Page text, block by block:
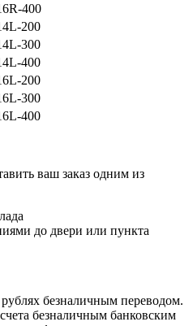
400
200
300
400
200
300
400
ваш заказ одним из
до двери или пункта
безналичным переводом.
безналичным банковским